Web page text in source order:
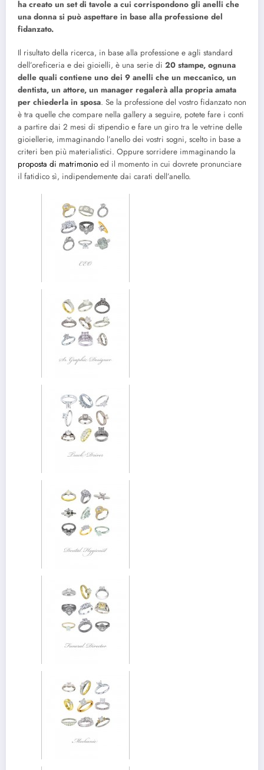
ha creato un set di tavole a cui corrispondono gli anelli che
una donna si può aspettare in base alla professione del
fidanzato.
Il risultato della ricerca, in base alla professione e agli standard
dell’oreficeria e dei gioielli, è una serie di 20 stampe, ognuna
delle quali contiene uno dei 9 anelli che un meccanico, un
dentista, un attore, un manager regalerà alla propria amata
per chiederla in sposa. Se la professione del vostro fidanzato non
è tra quelle che compare nella gallery a seguire, potete fare i conti
a partire dai 2 mesi di stipendio e fare un giro tra le vetrine delle
gioiellerie, immaginando l’anello dei vostri sogni, scelto in base a
criteri ben più materialistici. Oppure sorridere immaginando la
proposta di matrimonio ed il momento in cui dovrete pronunciare
il fatidico sì, indipendemente dai carati dell’anello.